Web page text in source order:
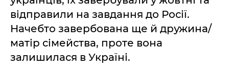
відправили на завдання до Росії.
Начебто завербована ще й дружина/
матір сімейства, проте вона
залишилася в Україні.